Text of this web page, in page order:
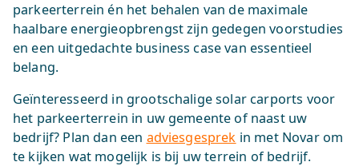
parkeerterrein én het behalen van de maximale
haalbare energieopbrengst zijn gedegen voorstudies
en een uitgedachte business case van essentieel
belang.
Geïnteresseerd in grootschalige solar carports voor
het parkeerterrein in uw gemeente of naast uw
bedrijf? Plan dan een adviesgesprek in met Novar om
te kijken wat mogelijk is bij uw terrein of bedrijf.